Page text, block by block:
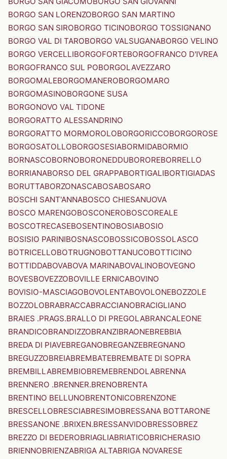
BORGO SAN LORENZOBORGO SAN MARTINO
BORGO SAN SIROBORGO TICINOBORGO TOSSIGNANO
BORGO VAL DI TAROBORGO VALSUGANABORGO VELINO
BORGO VERCELLIBORGOFORTEBORGOFRANCO D'IVREA
BORGOFRANCO SUL POBORGOLAVEZZARO
BORGOMALEBORGOMANEROBORGOMARO
BORGOMASINOBORGONE SUSA
BORGONOVO VAL TIDONE
BORGORATTO ALESSANDRINO
BORGORATTO MORMOROLOBORGORICCOBORGOROSE
BORGOSATOLLOBORGOSESIABORMIDABORMIO
BORNASCOBORNOBORONEDDUBOROREBORRELLO
BORRIANABORSO DEL GRAPPABORTIGALIBORTIGIADAS
BORUTTABORZONASCABOSABOSARO
BOSCHI SANT'ANNABOSCO CHIESANUOVA
BOSCO MARENGOBOSCONEROBOSCOREALE
BOSCOTRECASEBOSENTINOBOSIABOSIO
BOSISIO PARINIBOSNASCOBOSSICOBOSSOLASCO
BOTRICELLOBOTRUGNOBOTTANUCOBOTTICINO
BOTTIDDABOVABOVA MARINABOVALINOBOVEGNO
BOVESBOVEZZOBOVILLE ERNICABOVINO
BOVISIO-MASCIAGOBOVOLENTABOVOLONEBOZZOLE
BOZZOLOBRABRACCABRACCIANOBRACIGLIANO
BRAIES .PRAGS.BRALLO DI PREGOLABRANCALEONE
BRANDICOBRANDIZZOBRANZIBRAONEBREBBIA
BREDA DI PIAVEBREGANOBREGANZEBREGNANO
BREGUZZOBREIABREMBATEBREMBATE DI SOPRA
BREMBILLABREMBIOBREMEBRENDOLABRENNA
BRENNERO .BRENNER.BRENOBRENTA
BRENTINO BELLUNOBRENTONICOBRENZONE
BRESCELLOBRESCIABRESIMOBRESSANA BOTTARONE
BRESSANONE .BRIXEN.BRESSANVIDOBRESSOBREZ
BREZZO DI BEDEROBRIAGLIABRIATICOBRICHERASIO
BRIENNOBRIENZABRIGA ALTABRIGA NOVARESE